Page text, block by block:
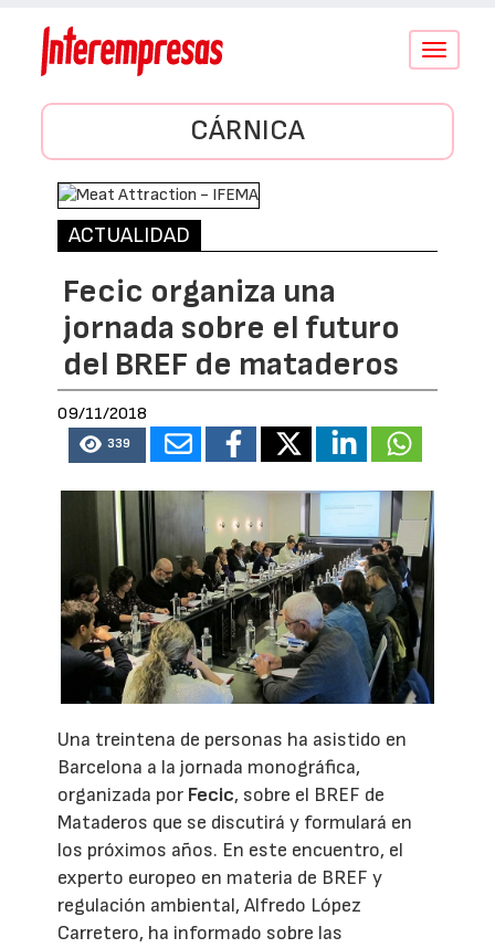
Conmutar
CÁRNICA
ACTUALIDAD
Fecic organiza una
jornada sobre el futuro
del BREF de mataderos
09/11/2018
339
Una treintena de personas ha asistido en
Barcelona a la jornada monográfica,
organizada por Fecic, sobre el BREF de
Mataderos que se discutirá y formulará en
los próximos años. En este encuentro, el
experto europeo en materia de BREF y
regulación ambiental, Alfredo López
Carretero, ha informado sobre las